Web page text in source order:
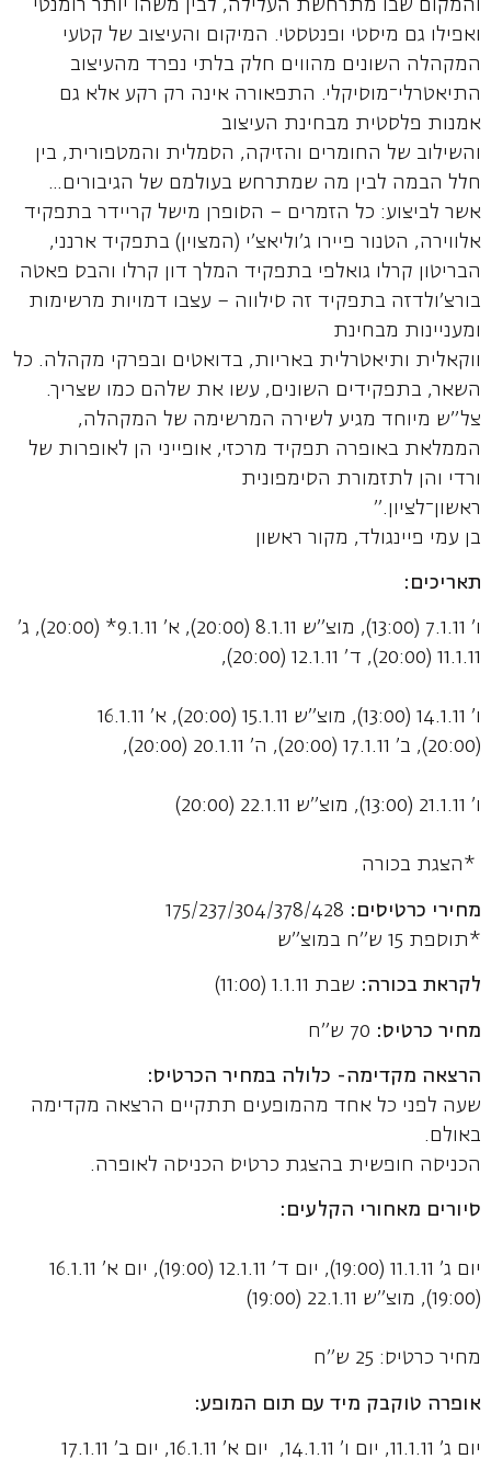
והמקום שבו מתרחשת העלילה, לבין משהו יותר רומנטי
ואפילו גם מיסטי ופנטסטי. המיקום והעיצוב של קטעי
המקהלה השונים מהווים חלק בלתי נפרד מהעיצוב
התיאטרלי־מוסיקלי. התפאורה אינה רק רקע אלא גם
אמנות פלסטית מבחינת העיצוב
והשילוב של החומרים והזיקה, הסמלית והמטפורית, בין
חלל הבמה לבין מה שמתרחש בעולמם של הגיבורים…
אשר לביצוע: כל הזמרים – הסופרן מישל קריידר בתפקיד
אלווירה, הטנור פיירו ג'וליאצ'י (המצוין) בתפקיד ארנני,
הבריטון קרלו גואלפי בתפקיד המלך דון קרלו והבס פאטה
בורצ'ולדזה בתפקיד זה סילווה – עצבו דמויות מרשימות
ומעניינות מבחינת
ווקאלית ותיאטרלית באריות, בדואטים ובפרקי מקהלה. כל
השאר, בתפקידים השונים, עשו את שלהם כמו שצריך.
צל"ש מיוחד מגיע לשירה המרשימה של המקהלה,
הממלאת באופרה תפקיד מרכזי, אופייני הן לאופרות של
ורדי והן לתזמורת הסימפונית
ראשון־לציון."
בן עמי פיינגולד, מקור ראשון
תאריכים:
ו' 7.1.11 (13:00), מוצ"ש 8.1.11 (20:00), א' 9.1.11* (20:00), ג'
11.1.11 (20:00), ד' 12.1.11 (20:00),
ו' 14.1.11 (13:00), מוצ"ש 15.1.11 (20:00), א' 16.1.11
(20:00), ב' 17.1.11 (20:00), ה' 20.1.11 (20:00),
ו' 21.1.11 (13:00), מוצ"ש 22.1.11 (20:00)
*הצגת בכורה
מחירי כרטיסים:
*תוספת 15 ש"ח במוצ"ש
לקראת בכורה: שבת 1.1.11 (11:00)
מחיר כרטיס: 70 ש"ח
הרצאה מקדימה- כלולה במחיר הכרטיס:
שעה לפני כל אחד מהמופעים תתקיים הרצאה מקדימה
באולם.
הכניסה חופשית בהצגת כרטיס הכניסה לאופרה.
סיורים מאחורי הקלעים:
יום ג' 11.1.11 (19:00), יום ד' 12.1.11 (19:00), יום א' 16.1.11
(19:00), מוצ"ש 22.1.11 (19:00)
מחיר כרטיס: 25 ש"ח
אופרה טוקבק מיד עם תום המופע:
יום ג' 11.1.11, יום ו' 14.1.11, יום א' 16.1.11, יום ב' 17.1.11